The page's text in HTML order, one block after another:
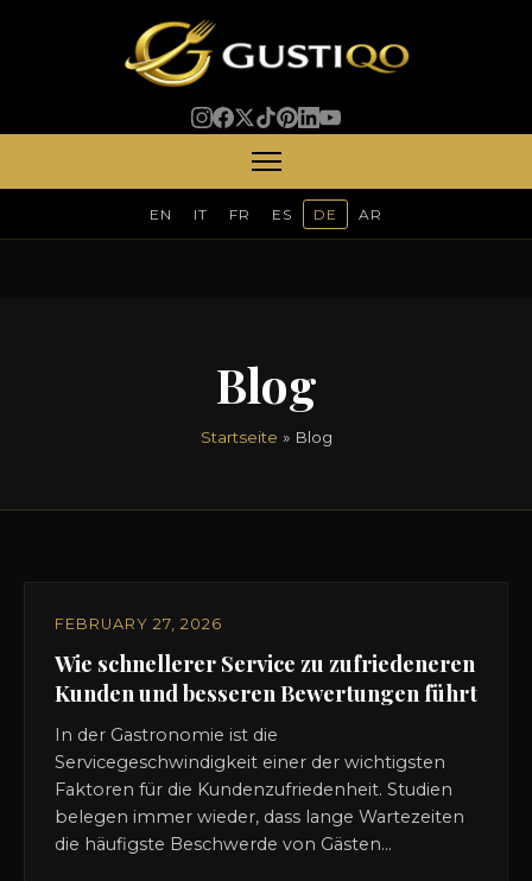
EN IT FR ES DE AR
Blog
Startseite » Blog
FEBRUARY 27, 2026
Wie schnellerer Service zu zufriedeneren
Kunden und besseren Bewertungen führt
In der Gastronomie ist die
Servicegeschwindigkeit einer der wichtigsten
Faktoren für die Kundenzufriedenheit. Studien
belegen immer wieder, dass lange Wartezeiten
die häufigste Beschwerde von Gästen...